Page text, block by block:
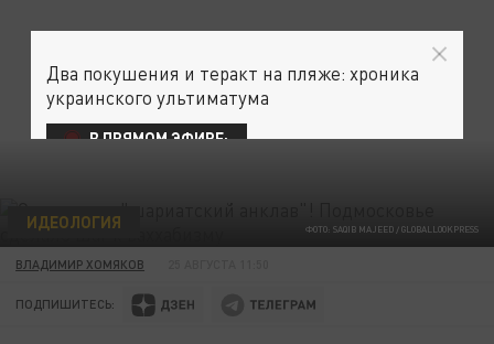
ФОТО: SAQIB MAJEED / GLOBALLOOKPRESS
ИДЕОЛОГИЯ
ВЛАДИМИР ХОМЯКОВ
ПОДПИШИТЕСЬ:
Два покушения и теракт на пляже: хроника
украинского ультиматума
В ПРЯМОМ ЭФИРЕ: